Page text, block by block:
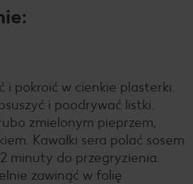
i pokroić w cienkie plasterki.
i poodrywać listki.
zmielonym pieprzem,
Kawałki sera polać sosem
minuty do przegryzienia.
zawinąć w folię